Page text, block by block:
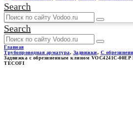
Search
Search
Главная
Трубопроводная арматура, Задвижки, С
Задвижка с обрезиненным клином VOC4241C-00EP
TECOFI